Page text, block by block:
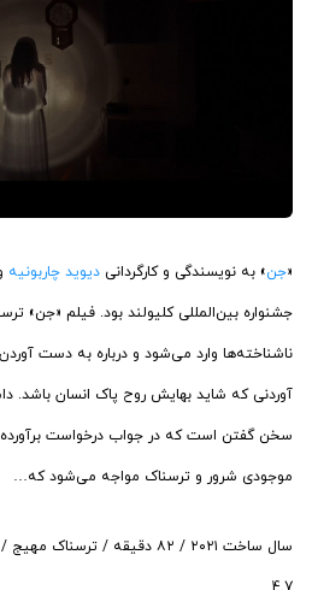
«جن» به نویسندگی و کارگردانی دیوید چاربونیه
جشنواره بین‌المللی کلیولند بود. فیلم «جن»
ناشناخته‌ها وارد می‌شود و درباره به دست
آوردنی که شاید بهایش روح پاک انسان باشد.
سخن گفتن است که در جواب درخواست برآورده
موجودی شرور و ترسناک مواجه می‌شود که…